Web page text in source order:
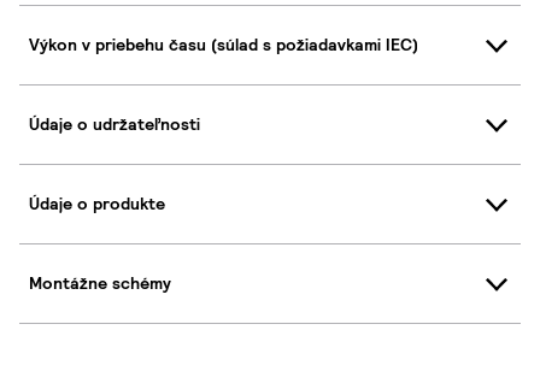
Výkon v priebehu času (súlad s požiadavkami IEC)
Údaje o udržateľnosti
Údaje o produkte
Montážne schémy